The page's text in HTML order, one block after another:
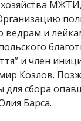
ведрам и
и член
Козлов.
для сбора
Барса.